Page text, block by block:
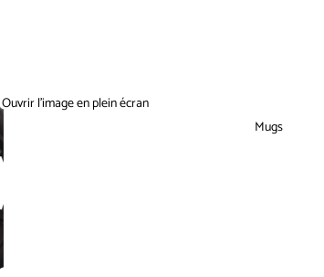
Mugs
Ouvrir l’image en plein écran